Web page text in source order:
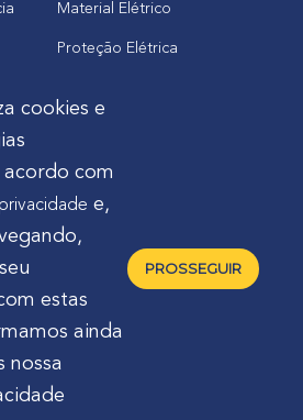
Material Elétrico
Proteção Elétrica
loja
Ltda.
cookies e
com
e,
estas
ainda
nossa
PROSSEGUIR